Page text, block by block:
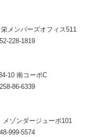
メンバーズオフィス511
228-1819
10 南コーポC
86-6339
ゾンダージューボ101
999-5574